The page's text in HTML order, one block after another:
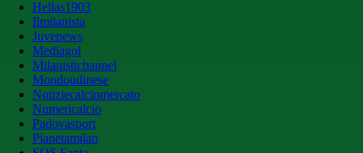
Hellas1903
Ilmilanista
Juvenews
Mediagol
Milanistichannel
Mondoudinese
Notiziecalciomercato
Numericalcio
Padovasport
Pianetamilan